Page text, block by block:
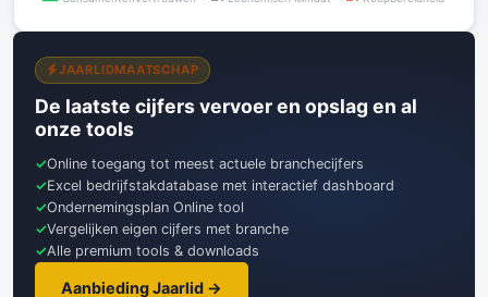
JAARLIDMAATSCHAP
De laatste cijfers vervoer en opslag en al
onze tools
Online toegang tot meest actuele branchecijfers
Excel bedrijfstakdatabase met interactief dashboard
Ondernemingsplan Online tool
Vergelijken eigen cijfers met branche
Alle premium tools & downloads
Aanbieding Jaarlid →